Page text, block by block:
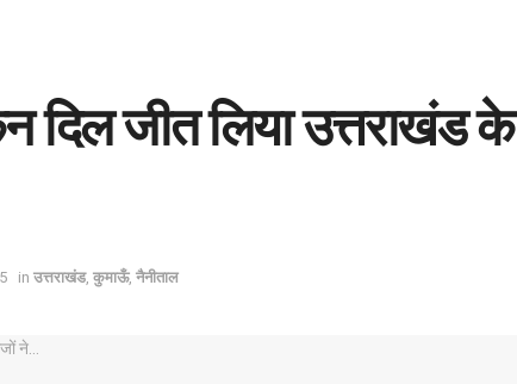
दिल जीत लिया उत्तराखंड के
in उत्तराखंड, कुमाऊँ, नैनीताल